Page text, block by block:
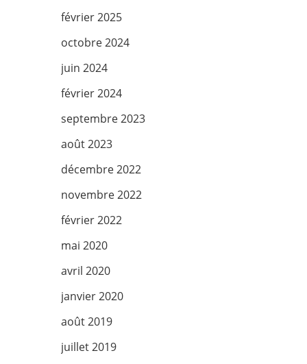
février 2025
octobre 2024
juin 2024
février 2024
septembre 2023
août 2023
décembre 2022
novembre 2022
février 2022
mai 2020
avril 2020
janvier 2020
août 2019
juillet 2019